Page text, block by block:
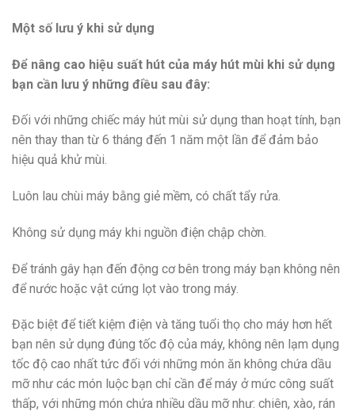
Một số lưu ý khi sử dụng
Để nâng cao hiệu suất hút của máy hút mùi khi sử dụng
bạn cần lưu ý những điều sau đây:
Đối với những chiếc máy hút mùi sử dụng than hoạt tính, bạn
nên thay than từ 6 tháng đến 1 năm một lần để đảm bảo
hiệu quả khử mùi.
Luôn lau chùi máy bằng giẻ mềm, có chất tẩy rửa.
Không sử dụng máy khi nguồn điện chập chờn.
Để tránh gây hạn đến động cơ bên trong máy bạn không nên
để nước hoặc vật cứng lọt vào trong máy.
Đặc biệt để tiết kiệm điện và tăng tuổi thọ cho máy hơn hết
bạn nên sử dụng đúng tốc độ của máy, không nên lạm dụng
tốc độ cao nhất tức đối với những món ăn không chứa dầu
mỡ như các món luộc bạn chỉ cần để máy ở mức công suất
thấp, với những món chứa nhiều dầu mỡ như: chiên, xào, rán